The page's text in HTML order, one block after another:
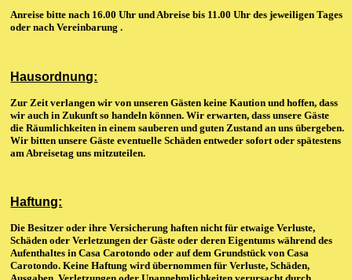
Anreise bitte nach 16.00 Uhr und Abreise bis 11.00 Uhr des jeweiligen Tages
oder nach Vereinbarung .
Hausordnung:
Zur Zeit verlangen wir von unseren Gästen keine Kaution und hoffen, dass
wir auch in Zukunft so handeln können. Wir erwarten, dass unsere Gäste
die Räumlichkeiten in einem sauberen und guten Zustand an uns übergeben.
Wir bitten unsere Gäste eventuelle Schäden entweder sofort oder spätestens
am Abreisetag uns mitzuteilen.
Haftung:
Die Besitzer oder ihre Versicherung haften nicht für etwaige Verluste,
Schäden oder Verletzungen der Gäste oder deren Eigentums während des
Aufenthaltes in Casa Carotondo oder auf dem Grundstück von Casa
Carotondo. Keine Haftung wird übernommen für Verluste, Schäden,